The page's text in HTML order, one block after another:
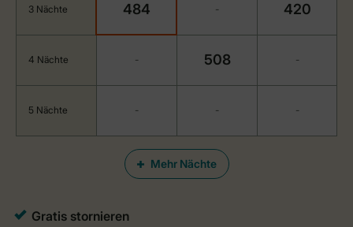
Mehr Nächte
3 Nächte 484 - 420
4 Nächte - 508 -
5 Nächte - - -